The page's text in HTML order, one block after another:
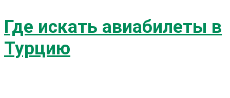
Где искать авиабилеты в
Турцию